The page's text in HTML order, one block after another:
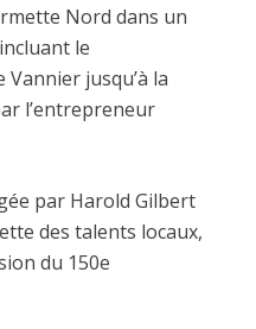
Nord dans un
le
jusqu’à la
l’entrepreneur
par Harold Gilbert
des talents locaux,
du 150e